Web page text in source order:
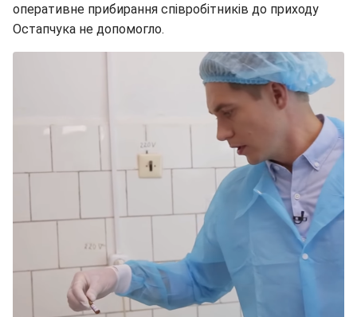
оперативне прибирання співробітників до приходу
Остапчука не допомогло.